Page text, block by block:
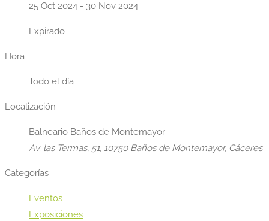
25 Oct 2024 - 30 Nov 2024
Expirado
Hora
Todo el día
Localización
Balneario Baños de Montemayor
Av. las Termas, 51, 10750 Baños de Montemayor, Cáceres
Categorías
Eventos
Exposiciones